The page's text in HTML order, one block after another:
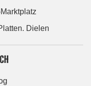
Dielen